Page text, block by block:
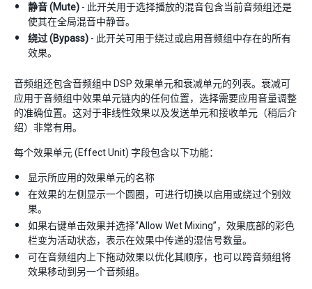
静音 (Mute) - 此开关用于选择播放的混音包含当前音频组还是
使其在全局混音中静音。
绕过 (Bypass) - 此开关可用于绕过或启用音频组中存在的所有
效果。
音频组还包含音频组中 DSP 效果单元和衰减单元的列表。衰减可
应用于音频组中效果单元链内的任何位置，选择需要应用音量调整
的准确位置。这对于非线性效果以及发送单元和接收单元（稍后介
绍）非常有用。
每个效果单元 (Effect Unit) 字段包含以下功能：
显示所应用的效果单元的名称
在效果的左侧显示一个圆圈，可进行切换以启用或绕过个别效
果。
如果右键单击效果并选择“Allow Wet Mixing”，效果底部的彩色
栏变为活动状态，表示在效果中传递的湿信号数量。
可在音频组内上下拖动效果以优化其顺序，也可以跨音频组将
效果移动到另一个音频组。